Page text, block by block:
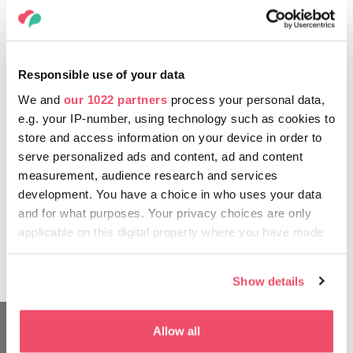
Responsible use of your data
We and our 1022 partners process your personal data,
e.g. your IP-number, using technology such as cookies to
store and access information on your device in order to
serve personalized ads and content, ad and content
measurement, audience research and services
development. You have a choice in who uses your data
and for what purposes. Your privacy choices are only
applicable on this digital property where you have made
If you allow, we would also like to:
Show details
Allow all
In den letzten Jahren hat sich bei den, für Koffein
immer schon empfänglichen Ungarn, ein weiterer
und mit besonderer Sorgfalt gerösteten Specialty-
fruchtigen, säuerlichen und süßlichen
Geschmacksnoten verschmelzen zu einzigartige
Harmonie. Die Specialty Cafés verbreiten sich immer
mehr in Budapest und auch am Land und mit ihrer
familiären Gastfreundlichkeit verführen dazu, die
qualitativ hochwertigen, einzigartigen Getränke
fachkundig zu verkosten. Wenn sie ihren Tag in so
einem Café beginnen, werden sie das Lokal